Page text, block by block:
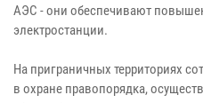
АЭС - они обеспечивают
электростанции.
На приграничных территориях
в охране правопорядка,